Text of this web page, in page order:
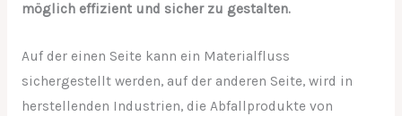
möglich effizient und sicher zu gestalten.
Auf der einen Seite kann ein Materialfluss
sichergestellt werden, auf der anderen Seite, wird in
herstellenden Industrien, die Abfallprodukte von